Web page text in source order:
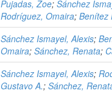
Pujadas, Zoe; Sánchez
Rodríguez, Omaira; Benítez
Sánchez Ismayel, Alexis;
Omaira; Sánchez, Renata;
Sánchez Ismayel, Alexis;
Gustavo A.; Sánchez,